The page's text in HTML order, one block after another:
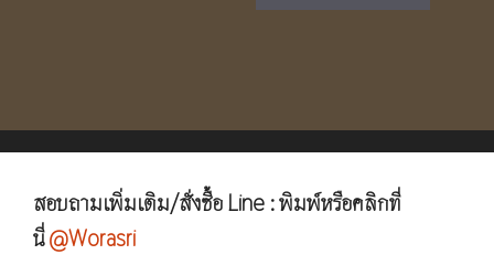
สอบถามเพิ่มเติม/สั่งซื้อ Line : พิมพ์หรือคลิกที่
นี่@Worasri